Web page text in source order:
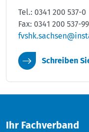
Tel.: 0341 200 537-0
Fax: 0341 200 537-99
Schreiben
Ihr Fachverband